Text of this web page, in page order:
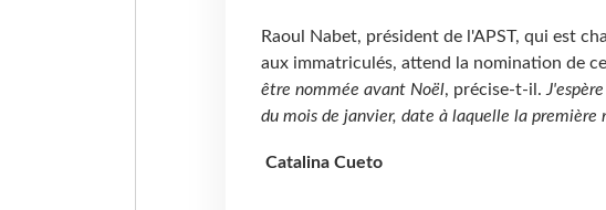
Raoul Nabet, président de l'APST, qui est
aux immatriculés, attend la nomination de
être nommée avant Noël, précise-t-il.
du mois de janvier, date à laquelle la première
Catalina Cueto